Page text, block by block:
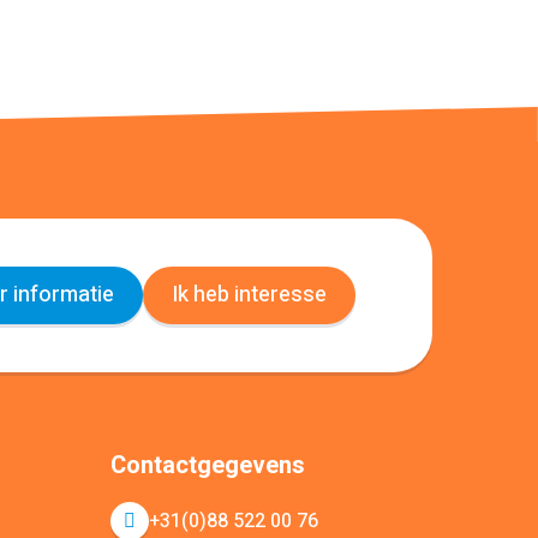
informatie Ik heb interesse
Contactgegevens
+31(0)88 522 00 76